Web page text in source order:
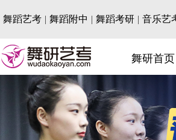
舞蹈艺考 | 舞蹈附中 | 舞蹈考研 | 音乐艺
舞研首页